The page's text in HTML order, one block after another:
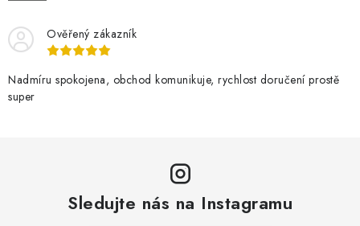
Ověřený zákazník
Nadmíru spokojena, obchod komunikuje, rychlost doručení prostě
super
Sledujte nás na Instagramu